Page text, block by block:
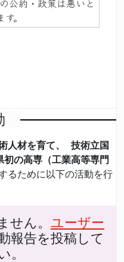
公約・政策は悪いと
。
人材を育て、 技術立国
の高専（工業高等専門
るために以下の活動を行
せん。 ユーザー
報告を投稿して
。